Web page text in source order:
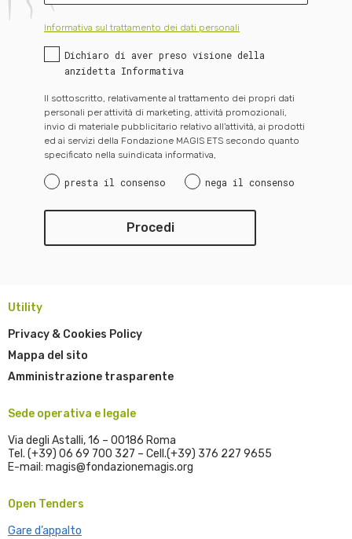
Informativa sul trattamento dei dati personali
Dichiaro di aver preso visione della
anzidetta Informativa
Il sottoscritto, relativamente al trattamento dei propri dati
personali per attività di marketing, attività promozionali,
invio di materiale pubblicitario relativo all’attività, ai prodotti
ed ai servizi della Fondazione MAGIS ETS secondo quanto
specificato nella suindicata informativa,
presta il consenso nega il consenso
Utility
Privacy & Cookies Policy
Mappa del sito
Amministrazione trasparente
Sede operativa e legale
Via degli Astalli, 16 – 00186 Roma
Tel. (+39) 06 69 700 327 – Cell.(+39) 376 227 9655
E-mail: magis@fondazionemagis.org
Open Tenders
Gare d’appalto